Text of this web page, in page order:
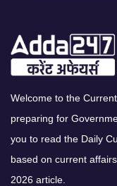
Welcome to the
preparing for
you to read the Daily
based on current
2026 article.